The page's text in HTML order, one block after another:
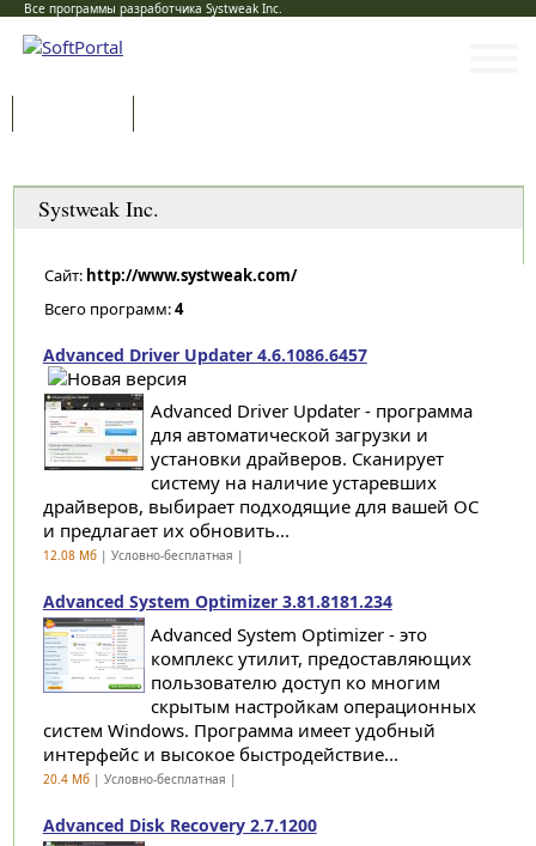
Все программы разработчика Systweak Inc.
Systweak Inc.
Сайт: http://www.systweak.com/
Всего программ:4
Advanced Driver Updater 4.6.1086.6457
Advanced Driver Updater - программа
для автоматической загрузки и
установки драйверов. Сканирует
систему на наличие устаревших
драйверов, выбирает подходящие для вашей ОС
и предлагает их обновить...
12.08 Мб| Условно-бесплатная |
Advanced System Optimizer 3.81.8181.234
Advanced System Optimizer - это
комплекс утилит, предоставляющих
пользователю доступ ко многим
скрытым настройкам операционных
систем Windows. Программа имеет удобный
интерфейс и высокое быстродействие...
20.4 Мб| Условно-бесплатная |
Advanced Disk Recovery 2.7.1200